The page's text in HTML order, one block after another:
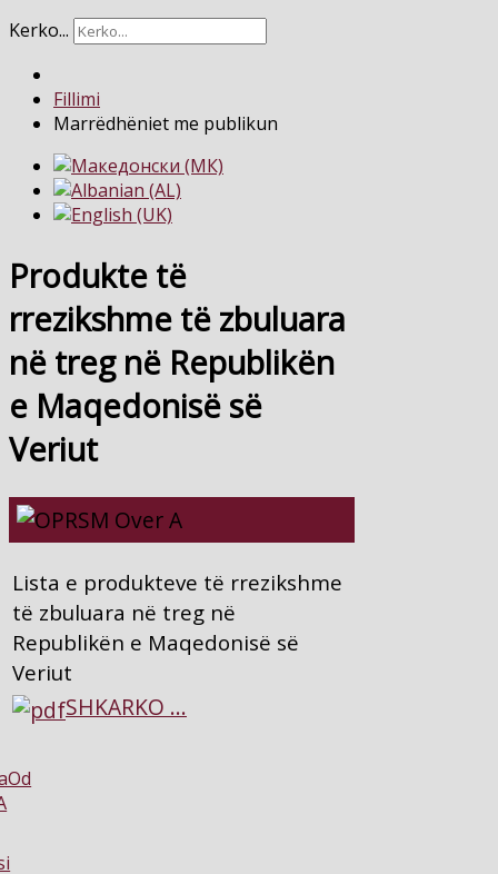
Kerko...
Fillimi
Marrëdhëniet me publikun
Produkte të
rrezikshme të zbuluara
në treg në Republikën
e Maqedonisë së
Veriut
Lista e produkteve të rrezikshme
të zbuluara në treg në
Republikën e Maqedonisë së
Veriut
SHKARKO ...